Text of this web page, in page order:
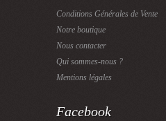
Conditions Générales de Vente
Notre boutique
Nous contacter
Qui sommes-nous ?
Mentions légales
Facebook